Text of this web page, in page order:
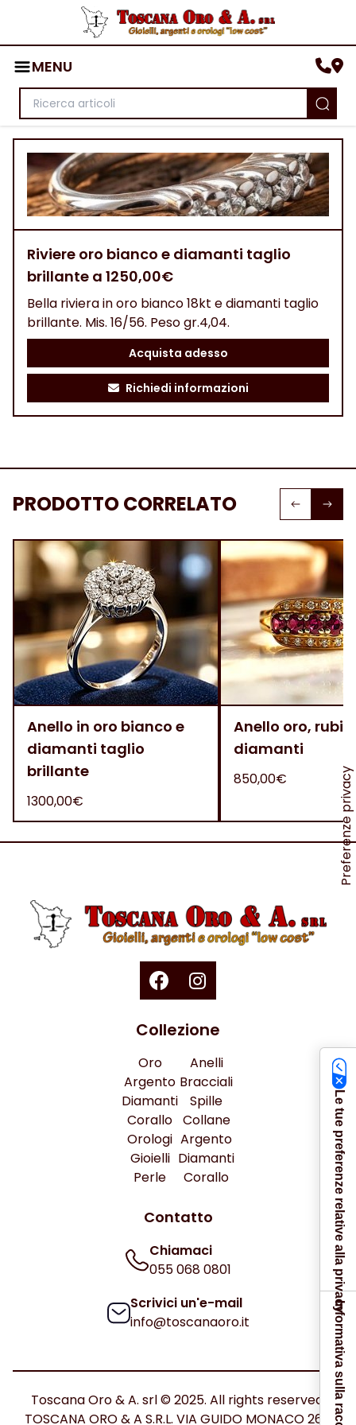
MENU
Riviere oro bianco e diamanti taglio
brillante a 1250,00€
Bella riviera in oro bianco 18kt e diamanti taglio
brillante. Mis. 16/56. Peso gr.4,04.
Acquista adesso
Richiedi informazioni
PRODOTTO CORRELATO
Anello in oro bianco e
diamanti taglio
brillante
1300,00€
Anello oro,
diamanti
850,00€
Collezione
Oro
Argento
Diamanti
Corallo
Orologi
Gioielli
Perle
Anelli
Bracciali
Spille
Collane
Argento
Diamanti
Corallo
Contatto
Chiamaci
055 068 0801
Scrivici un'e-mail
info@toscanaoro.it
Toscana Oro & A. srl © 2025. All rights reserved.
TOSCANA ORO & A S.R.L. VIA GUIDO MONACO 26C
Le tue preferenze relative alla privacy
Informativa sulla raccolta